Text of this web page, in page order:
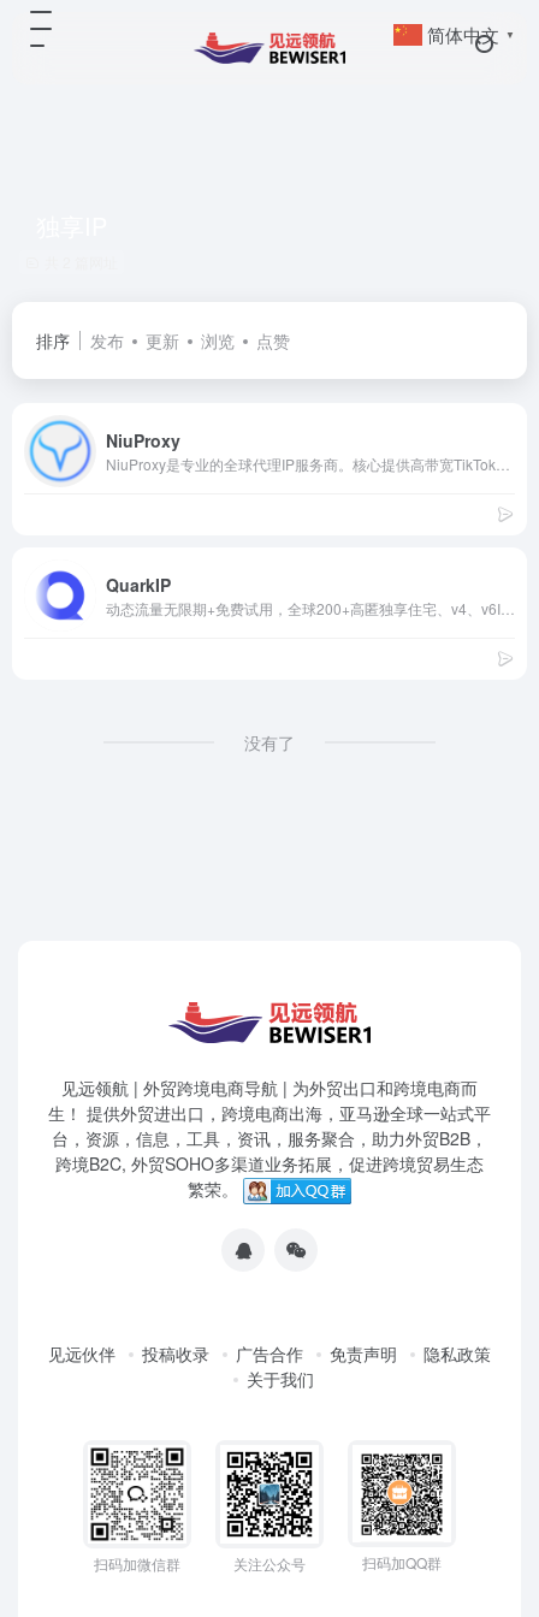
排序 发布 更新 浏览 点赞
NiuProxy
QuarkIP
没有了
见远领航 | 外贸跨境电商导航 | 为外贸出口和跨境电商而
生！ 提供外贸进出口，跨境电商出海，亚马逊全球一站式平
台，资源，信息，工具，资讯，服务聚合，助力外贸B2B，
跨境B2C, 外贸SOHO多渠道业务拓展，促进跨境贸易生态
繁荣。
见远伙伴 投稿收录 广告合作 免责声明
隐私政策
关于我们
扫码加微信群 关注公众号 扫码加QQ群
简体中文 ▼